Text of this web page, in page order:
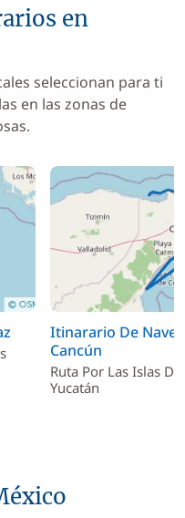
en
seleccionan para ti
en las zonas de
Itinarario De
Cancún
Ruta Por Las Islas
Yucatán